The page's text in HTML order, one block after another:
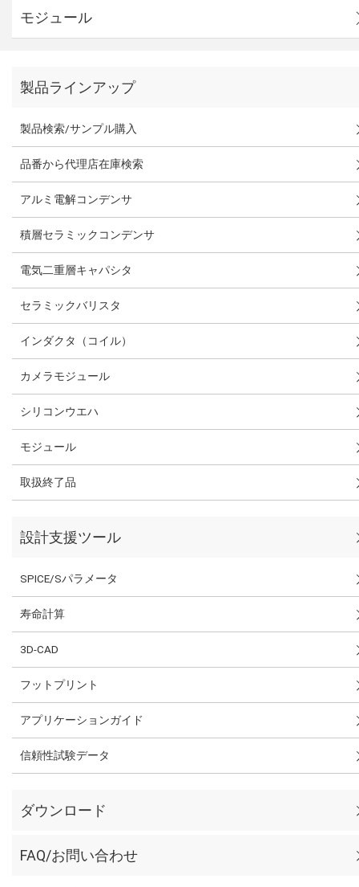
モジュール
製品ラインアップ
製品検索/サンプル購入
品番から代理店在庫検索
アルミ電解コンデンサ
積層セラミックコンデンサ
電気二重層キャパシタ
セラミックバリスタ
インダクタ（コイル）
カメラモジュール
シリコンウエハ
モジュール
取扱終了品
設計支援ツール
SPICE/Sパラメータ
寿命計算
3D-CAD
フットプリント
アプリケーションガイド
信頼性試験データ
ダウンロード
FAQ/お問い合わせ